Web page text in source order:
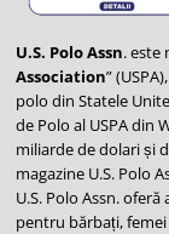
U.S. Polo Assn. este
Association”
polo din Statele
de Polo al USPA din
miliarde de dolari și
magazine U.S. Polo
U.S. Polo Assn.
pentru bărbați,